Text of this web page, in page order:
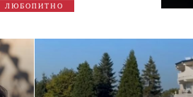
ЛЮБОПИТНО